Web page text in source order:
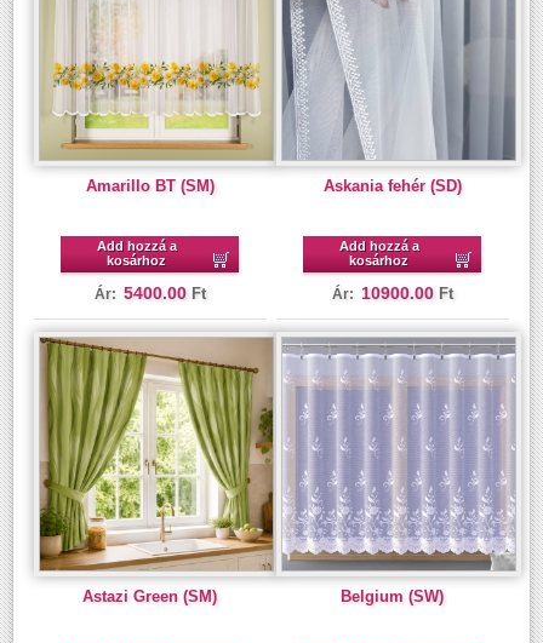
Amarillo BT (SM)
Add hozzá a
kosárhoz
Ár: 5400.00 Ft
Askania fehér (SD)
Add hozzá a
kosárhoz
Ár: 10900.00 Ft
Astazi Green (SM) Belgium (SW)